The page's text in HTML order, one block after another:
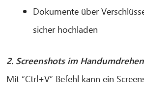
Dokumente über
sicher hochladen
2. Screenshots im
Mit “Ctrl+V” Befehl kann ein